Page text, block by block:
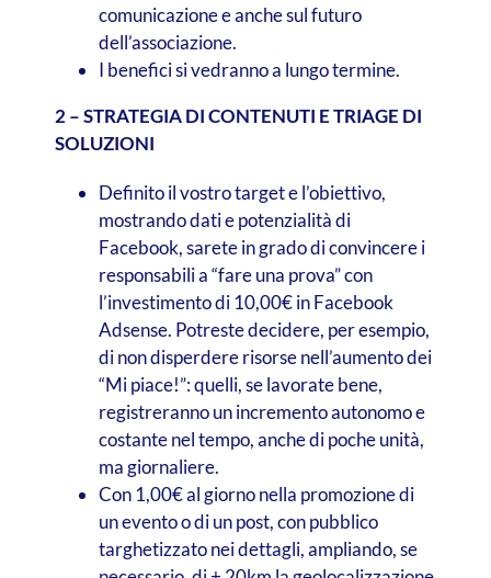
comunicazione e anche sul futuro
dell’associazione.
I benefici si vedranno a lungo termine.
2 – STRATEGIA DI CONTENUTI E TRIAGE DI
SOLUZIONI
Definito il vostro target e l’obiettivo,
mostrando dati e potenzialità di
Facebook, sarete in grado di convincere i
responsabili a “fare una prova” con
l’investimento di 10,00€ in Facebook
Adsense. Potreste decidere, per esempio,
di non disperdere risorse nell’aumento dei
“Mi piace!”: quelli, se lavorate bene,
registreranno un incremento autonomo e
costante nel tempo, anche di poche unità,
ma giornaliere.
Con 1,00€ al giorno nella promozione di
un evento o di un post, con pubblico
targhetizzato nei dettagli, ampliando, se